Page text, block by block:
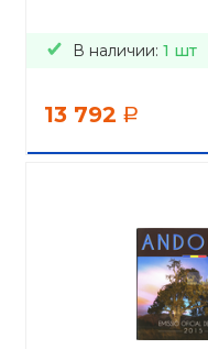
В наличии: 1 шт
13 792 a